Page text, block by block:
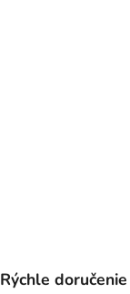
Rýchle doručenie